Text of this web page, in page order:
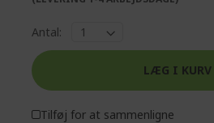
Antal:
LÆG I KURV
Tilføj for at sammenligne